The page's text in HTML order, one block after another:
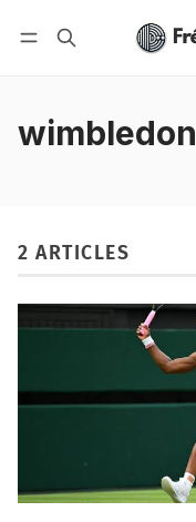
wimbledon
2 ARTICLES